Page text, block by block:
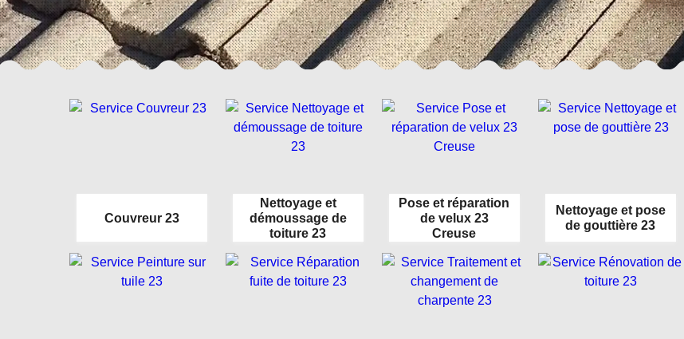
Couvreur 23
Nettoyage et
démoussage de
toiture 23
Pose et réparation
de velux 23
Creuse
Nettoyage et pose
de gouttière 23